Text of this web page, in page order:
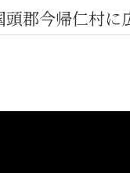
郡今帰仁村